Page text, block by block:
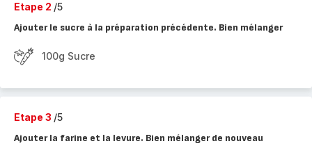
Etape 2 /5
Ajouter le sucre à la préparation précédente. Bien mélanger
100g Sucre
Etape 3 /5
Ajouter la farine et la levure. Bien mélanger de nouveau